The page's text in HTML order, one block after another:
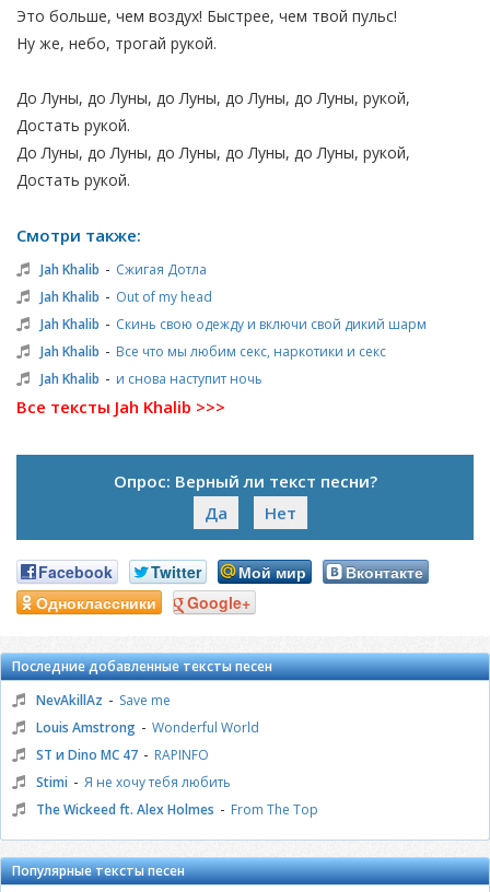
Это больше, чем воздух! Быстрее, чем твой пульс!
Ну же, небо, трогай рукой.
До Луны, до Луны, до Луны, до Луны, до Луны, рукой,
Достать рукой.
До Луны, до Луны, до Луны, до Луны, до Луны, рукой,
Достать рукой.
Смотри также:
Jah Khalib - Сжигая Дотла
Jah Khalib - Out of my head
Jah Khalib - Скинь свою одежду и включи свой дикий шарм
Jah Khalib - Все что мы любим секс, наркотики и секс
Jah Khalib - и снова наступит ночь
Все тексты Jah Khalib >>>
Опрос: Верный ли текст песни?
Да
Нет
Facebook Twitter Мой мир
Вконтакте
Одноклассники
Google+
Последние добавленные тексты песен
NevAkillAz - Save me
Louis Amstrong - Wonderful World
ST и Dino MC 47 - RAPINFO
Stimi - Я не хочу тебя любить
The Wickeed ft. Alex Holmes - From The Top
Популярные тексты песен